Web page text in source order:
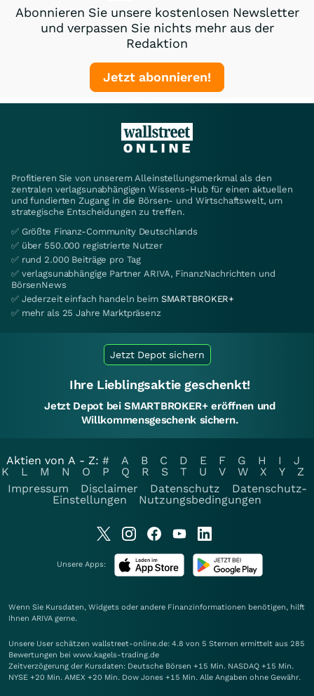
Abonnieren Sie unsere kostenlosen Newsletter
und verpassen Sie nichts mehr aus der
Redaktion
Jetzt abonnieren!
Profitieren Sie von unserem Alleinstellungsmerkmal als den
zentralen verlagsunabhängigen Wissens-Hub für einen aktuellen
und fundierten Zugang in die Börsen- und Wirtschaftswelt, um
strategische Entscheidungen zu treffen.
✅ Größte Finanz-Community Deutschlands
✅ über 550.000 registrierte Nutzer
✅ rund 2.000 Beiträge pro Tag
✅ verlagsunabhängige Partner ARIVA, FinanzNachrichten und
BörsenNews
✅ Jederzeit einfach handeln beim SMARTBROKER+
✅ mehr als 25 Jahre Marktpräsenz
Jetzt Depot sichern
Ihre Lieblingsaktie geschenkt!
Jetzt Depot bei SMARTBROKER+ eröffnen und
Willkommensgeschenk sichern.
Aktien von A - Z: # A B C D E F G H I
J
K
L M N O P Q R S T U V W X Y
Z
Impressum
Disclaimer Datenschutz
Datenschutz-
Einstellungen
Nutzungsbedingungen
Unsere Apps:
Wenn Sie Kursdaten, Widgets oder andere Finanzinformationen benötigen, hilft
Ihnen ARIVA gerne.
Unsere User schätzen wallstreet-online.de: 4.8 von 5 Sternen ermittelt aus 285
Bewertungen bei www.kagels-trading.de
Zeitverzögerung der Kursdaten: Deutsche Börsen +15 Min. NASDAQ +15 Min.
NYSE +20 Min. AMEX +20 Min. Dow Jones +15 Min. Alle Angaben ohne Gewähr.